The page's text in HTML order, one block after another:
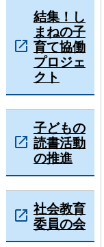
結集！し
まねの子
育て協働
プロジェ
クト
子どもの
読書活動
の推進
社会教育
委員の会